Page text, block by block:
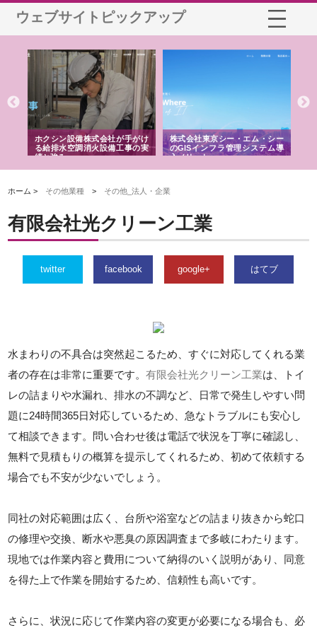
ウェブサイトピックアップ
ホクシン設備株式会社が手がけ
る給排水空調消火設備工事の実
績と強み
株式会社東京シー・エム・シー
のGISインフラ管理システム導
入メリット
ホーム > その他業種 > その他_法人・企業
有限会社光クリーン工業
twitter facebook google+ はてブ
水まわりの不具合は突然起こるため、すぐに対応してくれる業
者の存在は非常に重要です。有限会社光クリーン工業は、トイ
レの詰まりや水漏れ、排水の不調など、日常で発生しやすい問
題に24時間365日対応しているため、急なトラブルにも安心し
て相談できます。問い合わせ後は電話で状況を丁寧に確認し、
無料で見積もりの概算を提示してくれるため、初めて依頼する
場合でも不安が少ないでしょう。
同社の対応範囲は広く、台所や浴室などの詰まり抜きから蛇口
の修理や交換、断水や悪臭の原因調査まで多岐にわたります。
現地では作業内容と費用について納得のいく説明があり、同意
を得た上で作業を開始するため、信頼性も高いです。
さらに、状況に応じて作業内容の変更が必要になる場合も、必